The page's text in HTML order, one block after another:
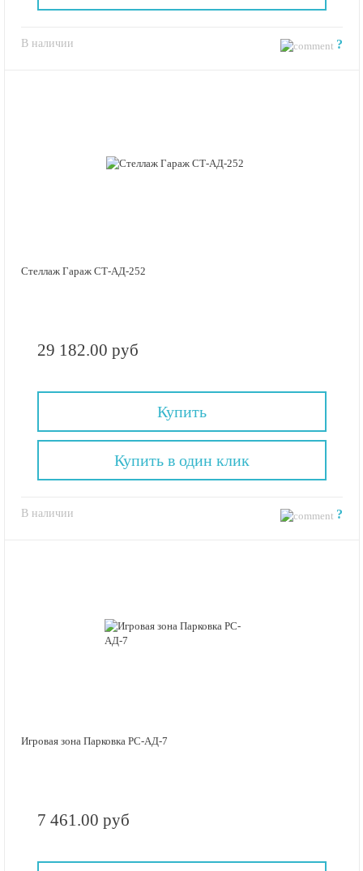
В наличии ?
Стеллаж Гараж СТ-АД-252
29 182.00 руб
Купить
В наличии ?
Купить в один клик
Игровая зона Парковка РС-АД-7
7 461.00 руб